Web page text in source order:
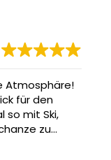
Atmosphäre!
für den
so mit Ski,
zu
werden will -